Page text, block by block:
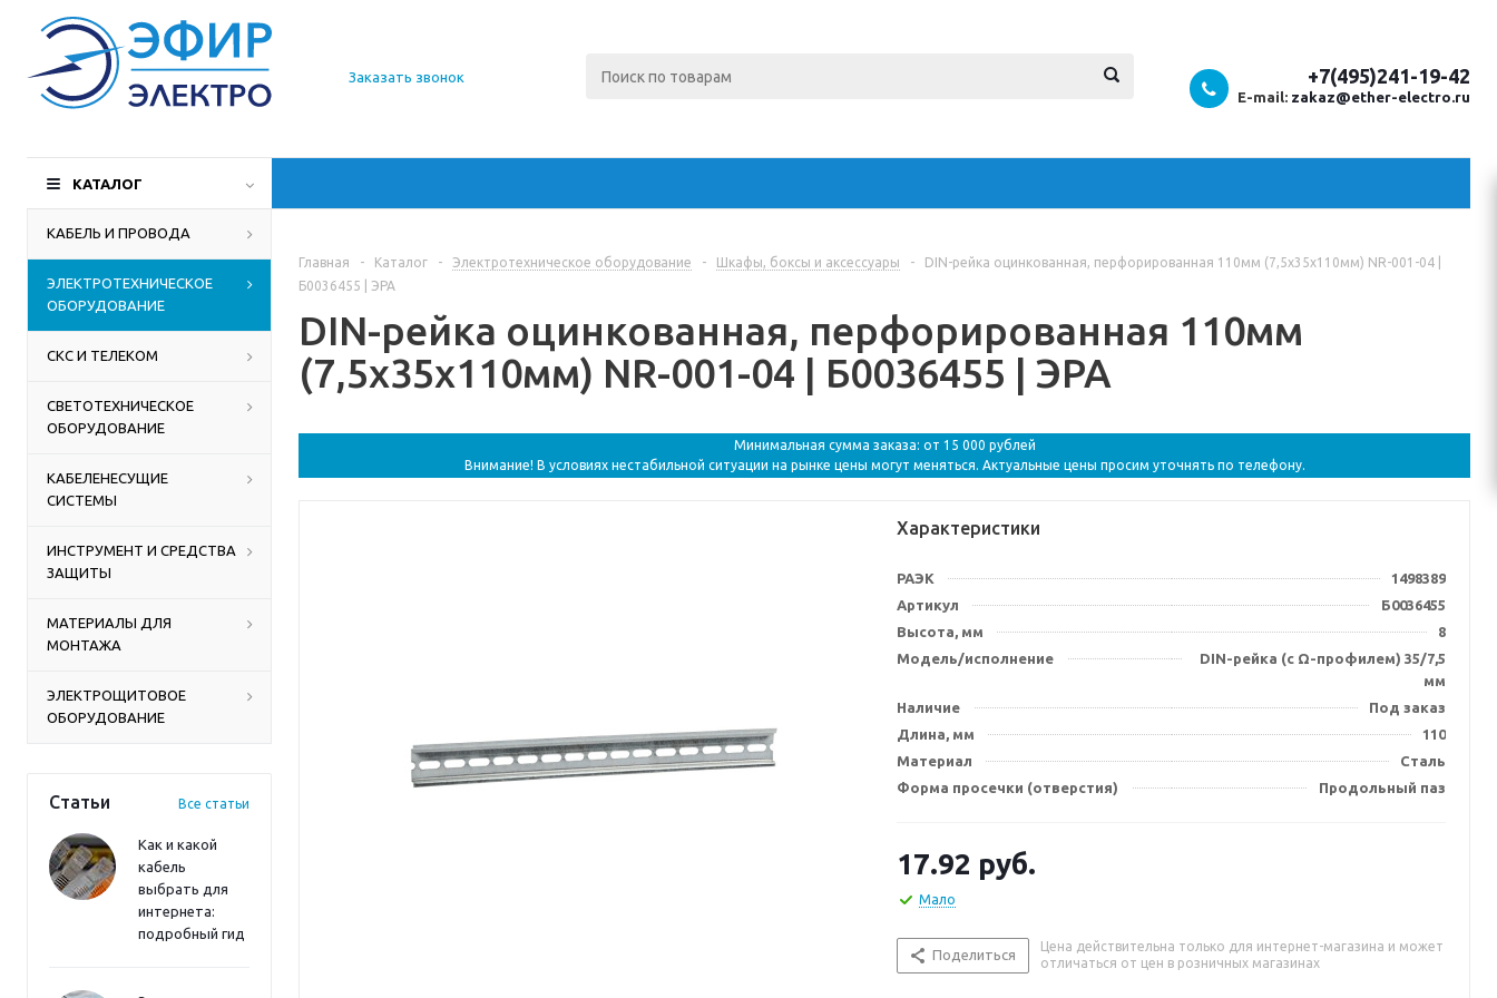
О компании
Доставка
Производители
Контакты
Заказать звонок +7(495)241-19-42
E-mail: zakaz@ether-electro.ru
КАТАЛОГ
КАБЕЛЬ И ПРОВОДА
ЭЛЕКТРОТЕХНИЧЕСКОЕ
ОБОРУДОВАНИЕ
СКС И ТЕЛЕКОМ
СВЕТОТЕХНИЧЕСКОЕ
ОБОРУДОВАНИЕ
КАБЕЛЕНЕСУЩИЕ
СИСТЕМЫ
ИНСТРУМЕНТ И СРЕДСТВА
ЗАЩИТЫ
МАТЕРИАЛЫ ДЛЯ
МОНТАЖА
ЭЛЕКТРОЩИТОВОЕ
ОБОРУДОВАНИЕ
Статьи Все статьи
Как и какой
кабель
выбрать для
интернета:
подробный гид
Главная - Каталог - Электротехническое оборудование - Шкафы, боксы и аксессуары -
DIN-рейка оцинкованная, перфорированная 110мм (7,5х35х110мм) NR-001-04 |
Б0036455 | ЭРА
DIN-рейка оцинкованная, перфорированная 110мм
(7,5х35х110мм) NR-001-04 | Б0036455 | ЭРА
Минимальная сумма заказа: от 15 000 рублей
Внимание! В условиях нестабильной ситуации на рынке цены могут меняться. Актуальные цены просим уточнять по телефону.
Характеристики
РАЭК
1498389
Артикул
Б0036455
Высота, мм
8
Модель/исполнение
DIN-рейка (с Ω-профилем) 35/7,5
мм
Наличие
Под заказ
Длина, мм
110
Материал
Сталь
Форма просечки (отверстия)
Продольный паз
17.92 руб.
Мало
Поделиться
Цена действительна только для интернет-магазина и может
отличаться от цен в розничных магазинах